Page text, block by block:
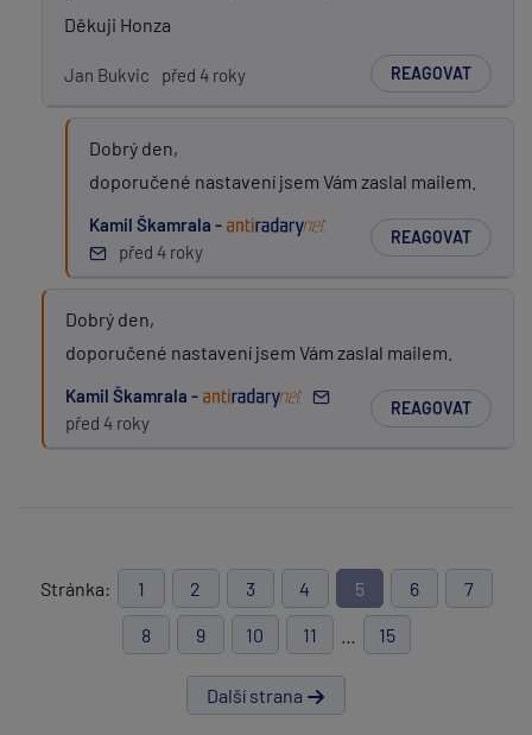
Děkuji Honza
Jan Bukvic před 4 roky REAGOVAT
Dobrý den,
doporučené nastavení jsem Vám zaslal mailem.
Kamil Škamrala -
před 4 roky
REAGOVAT
Dobrý den,
doporučené nastavení jsem Vám zaslal mailem.
Kamil Škamrala -
před 4 roky
REAGOVAT
Stránka: 1 2 3 4 5 6 7
8 9 10 11 15
Další strana